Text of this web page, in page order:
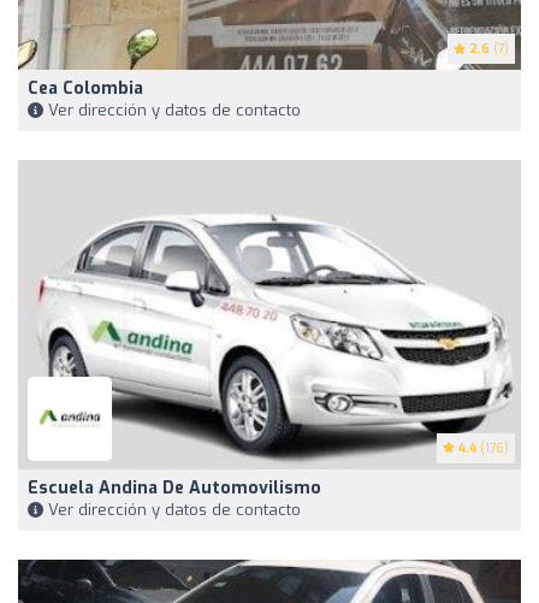
2.6 (7)
Cea Colombia
Ver dirección y datos de contacto
4.4 (176)
Escuela Andina De Automovilismo
Ver dirección y datos de contacto